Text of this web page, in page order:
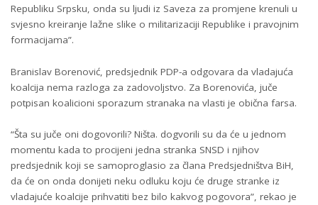
Republiku Srpsku, onda su ljudi iz Saveza za promjene krenuli u
svjesno kreiranje lažne slike o militarizaciji Republike i pravojnim
formacijama”.
Branislav Borenović, predsjednik PDP-a odgovara da vladajuća
koalcija nema razloga za zadovoljstvo. Za Borenovića, juče
potpisan koalicioni sporazum stranaka na vlasti je obična farsa.
“Šta su juče oni dogovorili? Ništa. dogvorili su da će u jednom
momentu kada to procijeni jedna stranka SNSD i njihov
predsjednik koji se samoproglasio za člana Predsjedništva BiH,
da će on onda donijeti neku odluku koju će druge stranke iz
vladajuće koalcije prihvatiti bez bilo kakvog pogovora”, rekao je